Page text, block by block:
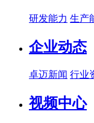
研发能力 生产
企业动态
卓迈新闻 行业
视频中心